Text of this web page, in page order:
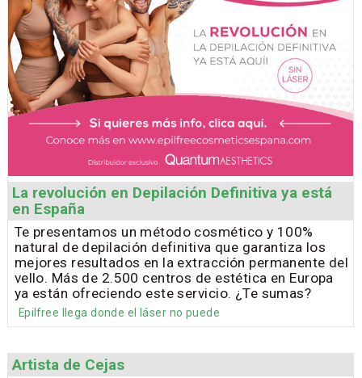
La revolución en Depilación Definitiva ya está
en España
Te presentamos un método cosmético y 100%
natural de depilación definitiva que garantiza los
mejores resultados en la extracción permanente del
vello. Más de 2.500 centros de estética en Europa
ya están ofreciendo este servicio. ¿Te sumas?
Epilfree llega donde el láser no puede
Artista de Cejas